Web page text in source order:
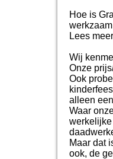
Hoe is
Lees meer
Wij
Onze
Ook
alleen
Waar
Maar dat
ook, de